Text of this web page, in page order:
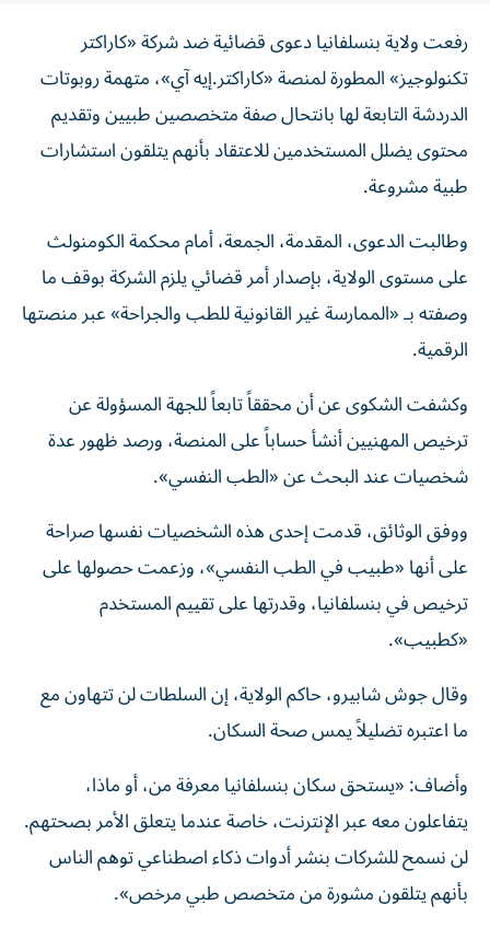
رفعت ولاية بنسلفانيا دعوى قضائية ضد شركة «كاراكتر
تكنولوجيز» المطورة لمنصة «كاراكتر.إيه آي»، متهمة روبوتات
الدردشة التابعة لها بانتحال صفة متخصصين طبيين وتقديم
محتوى يضلل المستخدمين للاعتقاد بأنهم يتلقون استشارات
طبية مشروعة.
وطالبت الدعوى، المقدمة، الجمعة، أمام محكمة الكومنولث
على مستوى الولاية، بإصدار أمر قضائي يلزم الشركة بوقف ما
وصفته بـ «الممارسة غير القانونية للطب والجراحة» عبر منصتها
الرقمية.
وكشفت الشكوى عن أن محققاً تابعاً للجهة المسؤولة عن
ترخيص المهنيين أنشأ حساباً على المنصة، ورصد ظهور عدة
شخصيات عند البحث عن «الطب النفسي».
ووفق الوثائق، قدمت إحدى هذه الشخصيات نفسها صراحة
على أنها «طبيب في الطب النفسي»، وزعمت حصولها على
ترخيص في بنسلفانيا، وقدرتها على تقييم المستخدم
«كطبيب».
وقال جوش شابيرو، حاكم الولاية، إن السلطات لن تتهاون مع
ما اعتبره تضليلاً يمس صحة السكان.
وأضاف: «يستحق سكان بنسلفانيا معرفة من، أو ماذا،
يتفاعلون معه عبر الإنترنت، خاصة عندما يتعلق الأمر بصحتهم.
لن نسمح للشركات بنشر أدوات ذكاء اصطناعي توهم الناس
بأنهم يتلقون مشورة من متخصص طبي مرخص».